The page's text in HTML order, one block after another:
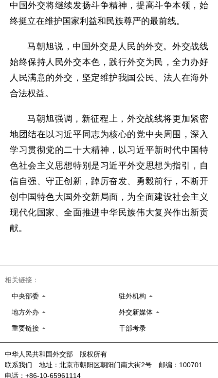
中国外交将继续发扬斗争精神，提高斗争本领，始
终挺立在维护国家利益和民族尊严的最前线。
马朝旭说，中国外交是人民的外交。外交战线
始终保持人民外交本色，践行外交为民，全力办好
人民满意的外交，坚定维护我国公民、法人在海外
合法权益。
马朝旭强调，新征程上，外交战线将更加紧密
地团结在以习近平同志为核心的党中央周围，深入
学习贯彻党的二十大精神，以习近平新时代中国特
色社会主义思想特别是习近平外交思想为指引，自
信自强、守正创新，踔厉奋发、勇毅前行，不断开
创中国特色大国外交新局面，为全面建设社会主义
现代化国家、全面推进中华民族伟大复兴作出新贡
献。
相关链接：
中央部委 驻外机构
地方外办 外交新媒体
重要链接 干部考录
中华人民共和国外交部 版权所有
联系我们 地址：北京市朝阳区朝阳门南大街2号 邮编：100701
电话：+86-10-65961114